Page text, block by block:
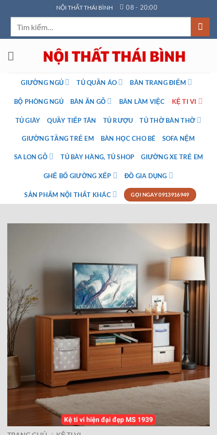
qua
dung
NỘI THẤT THÁI BÌNH 08 - 20:00
GIƯỜNG NGỦ TỦ QUẦN ÁO BÀN TRANG ĐIỂM
BỘ PHÒNG NGỦ BÀN ĂN GỖ BÀN LÀM VIỆC KỆ TI VI
TỦ GIÀY QUẦY TIẾP TÂN TỦ RƯỢU TỦ THỜ BÀN THỜ
GIƯỜNG TẦNG TRẺ EM BÀN HỌC CHO BÉ SOFA NỆM
SA LON GỖ TỦ BÀY HÀNG, TỦ SHOP GIƯỜNG XE TRẺ EM
GHẾ BỐ GIƯỜNG XẾP ĐỒ GIA DỤNG
SẢN PHẨM NỘI THẤT KHÁC GỌI NGAY 0913916949